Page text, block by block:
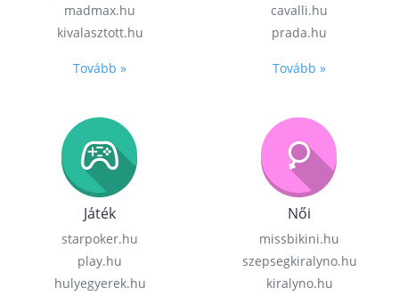
madmax.hu
kivalasztott.hu
Tovább »
cavalli.hu
prada.hu
Tovább »
Játék
starpoker.hu
play.hu
hulyegyerek.hu
Női
missbikini.hu
szepsegkiralyno.hu
kiralyno.hu